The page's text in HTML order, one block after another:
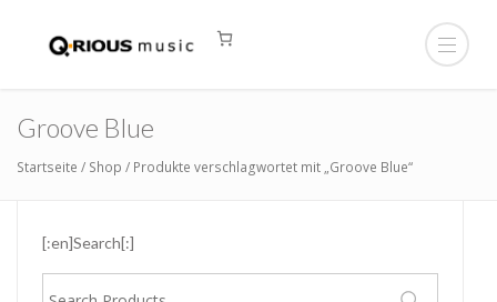
Groove Blue
Startseite / Shop / Produkte verschlagwortet mit „Groove Blue“
[:en]Search[:]